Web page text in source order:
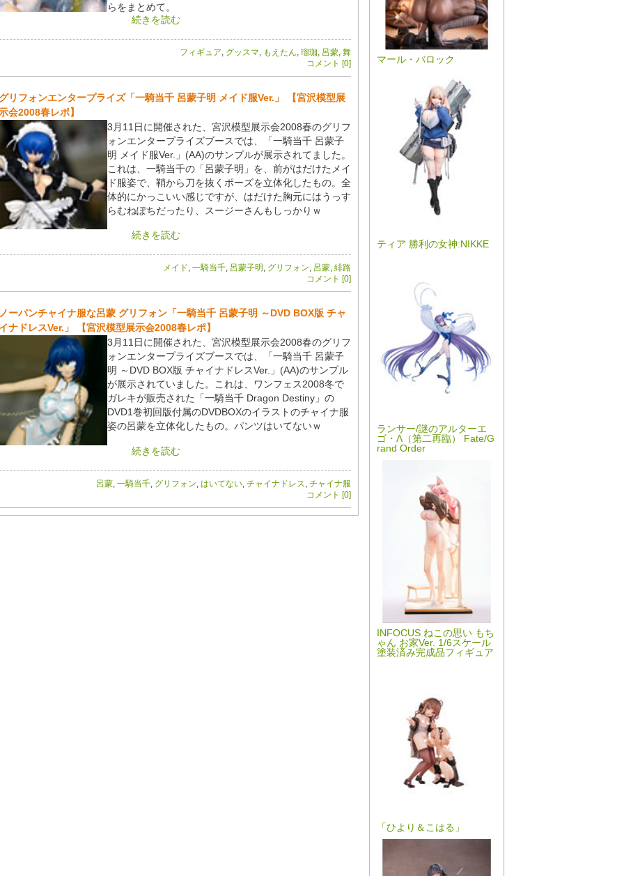
らをまとめて。
続きを読む
フィギュア グッスマ もえたん 瑠珈 呂蒙 舞
コメント [0]
リフォンエンタープライズ「一騎当千 呂蒙子明 メイド服Ver.」 【宮沢模型展
会2008春レポ】
3月11日に開催された、宮沢模型展示会2008春のグリフ
ォンエンタープライズブースでは、「一騎当千 呂蒙子
明 メイド服Ver.」(AA)のサンプルが展示されてました。
これは、一騎当千の「呂蒙子明」を、前がはだけたメイ
ド服姿で、鞘から刀を抜くポーズを立体化したもの。全
体的にかっこいい感じですが、はだけた胸元にはうっす
らむねぽちだったり、スージーさんもしっかりｗ
続きを読む
メイド, 一騎当千, 呂蒙子明 , グリフォン, 呂蒙, 緋路
コメント [0]
ーパンチャイナ服な呂蒙 グリフォン「一騎当千 呂蒙子明 ～DVD BOX版 チャ
ナドレスVer.」 【宮沢模型展示会2008春レポ】
3月11日に開催された、宮沢模型展示会2008春のグリフ
ォンエンタープライズブースでは、「一騎当千 呂蒙子
明 ～DVD BOX版 チャイナドレスVer.」(AA)のサンプル
が展示されていました。これは、ワンフェス2008冬で
ガレキが販売された「一騎当千 Dragon Destiny」の
DVD1巻初回版付属のDVDBOXのイラストのチャイナ服
姿の呂蒙を立体化したもの。パンツはいてないｗ
続きを読む
呂蒙 一騎当千 グリフォン はいてない チャイナドレス チャイナ服
コメント [0]
マール・バロック
ティア 勝利の女神:NIKKE
ランサー/謎のアルターエ
ゴ・Λ（第二再臨） Fate/G
rand Order
INFOCUS ねこの思い もち
ゃん お家Ver. 1/6スケール
塗装済み完成品フィギュア
「ひより＆こはる」